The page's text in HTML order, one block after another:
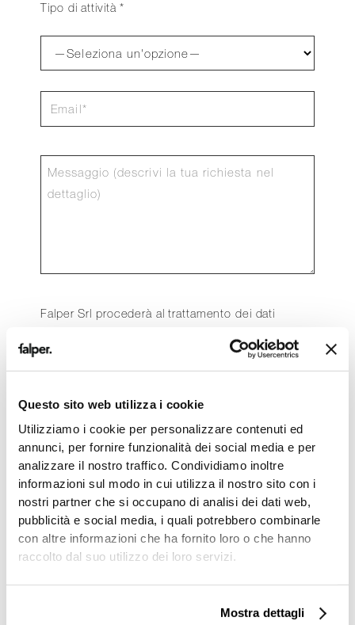
Questo sito web utilizza i cookie
Utilizziamo i cookie per personalizzare contenuti ed
annunci, per fornire funzionalità dei social media e per
analizzare il nostro traffico. Condividiamo inoltre
informazioni sul modo in cui utilizza il nostro sito con i
nostri partner che si occupano di analisi dei dati web,
pubblicità e social media, i quali potrebbero combinarle
con altre informazioni che ha fornito loro o che hanno
raccolto dal suo utilizzo dei loro servizi.
Mostra dettagli
Tipo di attività *
Falper Srl procederà al trattamento dei dati
personali forniti in conformità al D. Lgs. 196/03
sulla tutela della privacy.
informatici, nel rispetto delle misure minime di
ricerche statistiche e di mercato, nonché eventi
di marketing e promozionali.
Ai sensi della stessa legge, è possibile opporsi al
trattamento in qualsiasi momento e richiedere la
cancellazione o la modifica dei propri dati senza
alcun onere.